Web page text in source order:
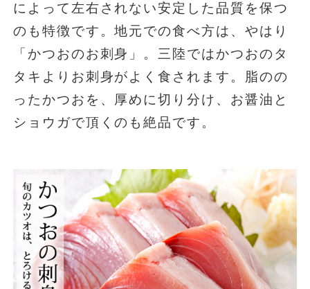
によって左右されない安定した品質を保つ
のも特徴です。地元での食べ方は、やはり
「かつおのお刺身」。三陸ではかつおのタ
タキよりお刺身がよく食されます。脂のの
ったかつおを、厚めに切り分け、お醤油と
ショウガで頂くのも絶品です。